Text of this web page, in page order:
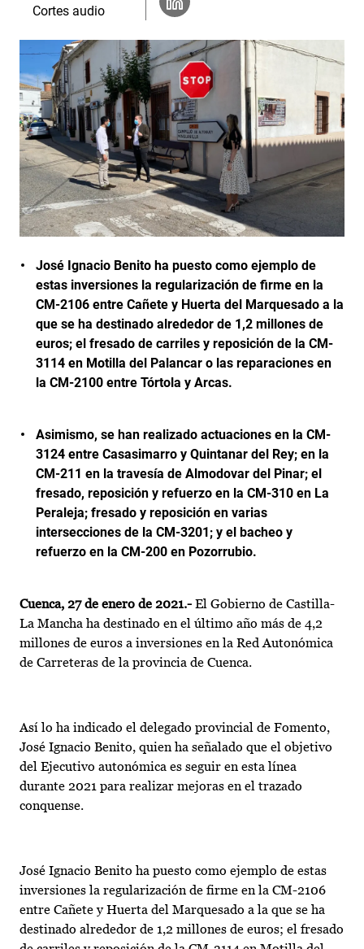
José Ignacio Benito ha puesto como ejemplo de
estas inversiones la regularización de firme en la
CM-2106 entre Cañete y Huerta del Marquesado a la
que se ha destinado alrededor de 1,2 millones de
euros; el fresado de carriles y reposición de la CM-
3114 en Motilla del Palancar o las reparaciones en
la CM-2100 entre Tórtola y Arcas.
Asimismo, se han realizado actuaciones en la CM-
3124 entre Casasimarro y Quintanar del Rey; en la
CM-211 en la travesía de Almodovar del Pinar; el
fresado, reposición y refuerzo en la CM-310 en La
Peraleja; fresado y reposición en varias
intersecciones de la CM-3201; y el bacheo y
refuerzo en la CM-200 en Pozorrubio.
Cuenca, 27 de enero de 2021.- El Gobierno de Castilla-
La Mancha ha destinado en el último año más de 4,2
millones de euros a inversiones en la Red Autonómica
de Carreteras de la provincia de Cuenca.
Así lo ha indicado el delegado provincial de Fomento,
José Ignacio Benito, quien ha señalado que el objetivo
del Ejecutivo autonómica es seguir en esta línea
durante 2021 para realizar mejoras en el trazado
conquense.
José Ignacio Benito ha puesto como ejemplo de estas
inversiones la regularización de firme en la CM-2106
entre Cañete y Huerta del Marquesado a la que se ha
destinado alrededor de 1,2 millones de euros; el fresado
Cortes audio